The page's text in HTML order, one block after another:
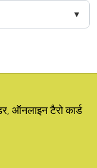
ऑनलाइन टैरो कार्ड